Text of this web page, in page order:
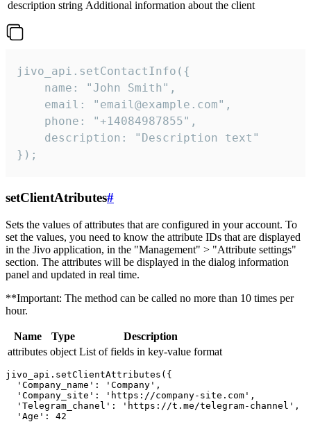
description string Additional information about the client
jivo_api.setContactInfo({
    name: "John Smith",
    email: "email@example.com",
    phone: "+14084987855",
    description: "Description text"
});
setClientAtributes#
Sets the values ​​of attributes that are configured in your account. To
set the values, you need to know the attribute IDs that are displayed
in the Jivo application, in the "Management" > "Attribute settings"
section. The attributes will be displayed in the dialog information
panel and updated in real time.
**Important: The method can be called no more than 10 times per
hour.
Name Type
Description
attributes object List of fields in key-value format
jivo_api.setClientAttributes({
  'Company_name': 'Company',
  'Company_site': 'https://company-site.com',
  'Telegram_chanel': 'https://t.me/telegram-channel',
  'Age': 42